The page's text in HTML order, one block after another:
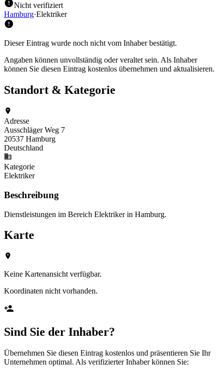
Nicht verifiziert
Hamburg·Elektriker
Dieser Eintrag wurde noch nicht vom Inhaber bestätigt.
Angaben können unvollständig oder veraltet sein. Als Inhaber
können Sie diesen Eintrag kostenlos übernehmen und aktualisieren.
Standort & Kategorie
Adresse
Ausschläger Weg 7
20537 Hamburg
Deutschland
Kategorie
Elektriker
Beschreibung
Dienstleistungen im Bereich Elektriker in Hamburg.
Karte
Keine Kartenansicht verfügbar.
Koordinaten nicht vorhanden.
Sind Sie der Inhaber?
Übernehmen Sie diesen Eintrag kostenlos und präsentieren Sie Ihr
Unternehmen optimal. Als verifizierter Inhaber können Sie: